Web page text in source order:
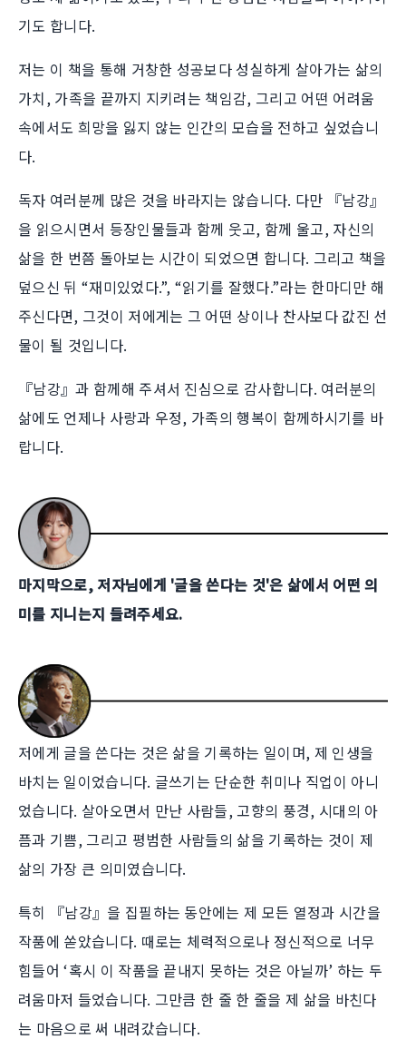
기도 합니다.
저는 이 책을 통해 거창한 성공보다 성실하게 살아가는 삶의
가치, 가족을 끝까지 지키려는 책임감, 그리고 어떤 어려움
속에서도 희망을 잃지 않는 인간의 모습을 전하고 싶었습니
다.
독자 여러분께 많은 것을 바라지는 않습니다. 다만 『남강』
을 읽으시면서 등장인물들과 함께 웃고, 함께 울고, 자신의
삶을 한 번쯤 돌아보는 시간이 되었으면 합니다. 그리고 책을
덮으신 뒤 “재미있었다.”, “읽기를 잘했다.”라는 한마디만 해
주신다면, 그것이 저에게는 그 어떤 상이나 찬사보다 값진 선
물이 될 것입니다.
『남강』과 함께해 주셔서 진심으로 감사합니다. 여러분의
삶에도 언제나 사랑과 우정, 가족의 행복이 함께하시기를 바
랍니다.
마지막으로, 저자님에게 '글을 쓴다는 것'은 삶에서 어떤 의
미를 지니는지 들려주세요.
저에게 글을 쓴다는 것은 삶을 기록하는 일이며, 제 인생을
바치는 일이었습니다. 글쓰기는 단순한 취미나 직업이 아니
었습니다. 살아오면서 만난 사람들, 고향의 풍경, 시대의 아
픔과 기쁨, 그리고 평범한 사람들의 삶을 기록하는 것이 제
삶의 가장 큰 의미였습니다.
특히 『남강』을 집필하는 동안에는 제 모든 열정과 시간을
작품에 쏟았습니다. 때로는 체력적으로나 정신적으로 너무
힘들어 ‘혹시 이 작품을 끝내지 못하는 것은 아닐까’ 하는 두
려움마저 들었습니다. 그만큼 한 줄 한 줄을 제 삶을 바친다
는 마음으로 써 내려갔습니다.